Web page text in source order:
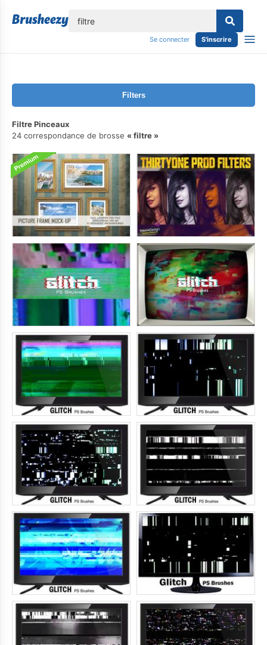
Se connecter S'inscrire
Filters
Filtre Pinceaux
24 correspondance de brosse
filtre